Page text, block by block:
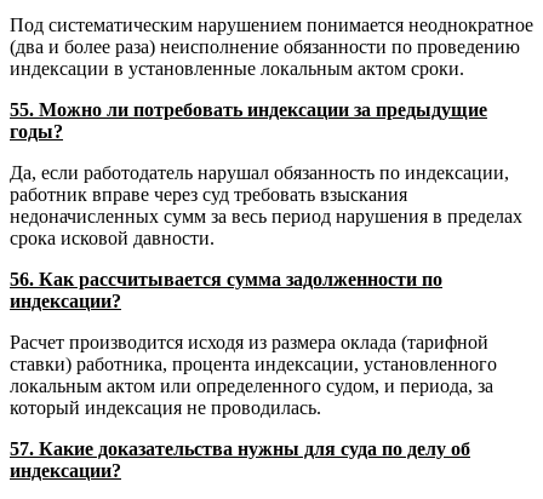
Под систематическим нарушением понимается неоднократное
(два и более раза) неисполнение обязанности по проведению
индексации в установленные локальным актом сроки.
55. Можно ли потребовать индексации за предыдущие
годы?
Да, если работодатель нарушал обязанность по индексации,
работник вправе через суд требовать взыскания
недоначисленных сумм за весь период нарушения в пределах
срока исковой давности.
56. Как рассчитывается сумма задолженности по
индексации?
Расчет производится исходя из размера оклада (тарифной
ставки) работника, процента индексации, установленного
локальным актом или определенного судом, и периода, за
который индексация не проводилась.
57. Какие доказательства нужны для суда по делу об
индексации?